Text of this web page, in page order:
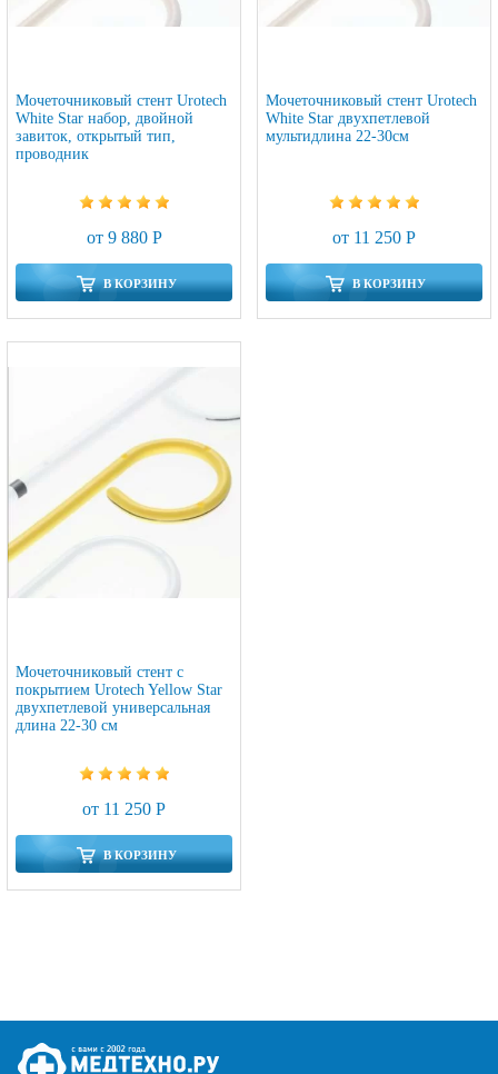
Мочеточниковый стент Urotech
White Star набор, двойной
завиток, открытый тип,
проводник
от 9 880 Р
В КОРЗИНУ
Мочеточниковый стент Urotech
White Star двухпетлевой
мультидлина 22-30см
от 11 250 Р
В КОРЗИНУ
Мочеточниковый стент c
покрытием Urotech Yellow Star
двухпетлевой универсальная
длина 22-30 см
от 11 250 Р
В КОРЗИНУ